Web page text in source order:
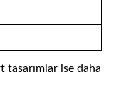
tasarımlar ise daha